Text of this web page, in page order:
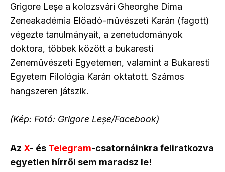
Grigore Leșe a kolozsvári Gheorghe Dima
Zeneakadémia Előadó-művészeti Karán (fagott)
végezte tanulmányait, a zenetudományok
doktora, többek között a bukaresti
Zeneművészeti Egyetemen, valamint a Bukaresti
Egyetem Filológia Karán oktatott. Számos
hangszeren játszik.
(Kép: Fotó: Grigore Leșe/Facebook)
Az X- és Telegram-csatornáinkra feliratkozva
egyetlen hírről sem maradsz le!